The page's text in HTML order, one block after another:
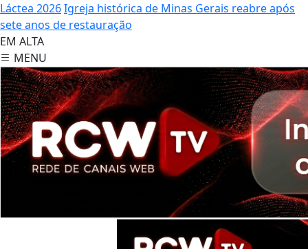
Láctea 2026Igreja histórica de Minas Gerais reabre após
sete anos de restauração
EM ALTA
MENU